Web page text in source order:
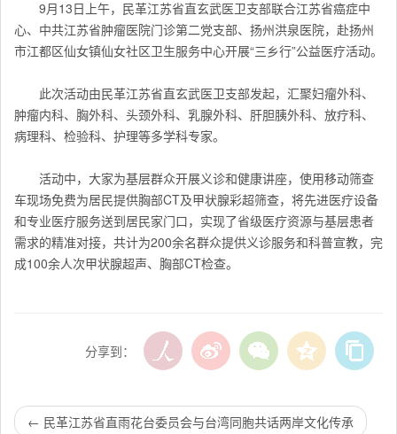
9月13日上午，民革江苏省直玄武医卫支部联合江苏省癌症中
心、中共江苏省肿瘤医院门诊第二党支部、扬州洪泉医院，赴扬州
市江都区仙女镇仙女社区卫生服务中心开展“三乡行”公益医疗活动。
此次活动由民革江苏省直玄武医卫支部发起，汇聚妇瘤外科、
肿瘤内科、胸外科、头颈外科、乳腺外科、肝胆胰外科、放疗科、
病理科、检验科、护理等多学科专家。
活动中，大家为基层群众开展义诊和健康讲座，使用移动筛查
车现场免费为居民提供胸部CT及甲状腺彩超筛查，将先进医疗设备
和专业医疗服务送到居民家门口，实现了省级医疗资源与基层患者
需求的精准对接，共计为200余名群众提供义诊服务和科普宣教，完
成100余人次甲状腺超声、胸部CT检查。
分享到：
← 民革江苏省直雨花台委员会与台湾同胞共话两岸文化传承